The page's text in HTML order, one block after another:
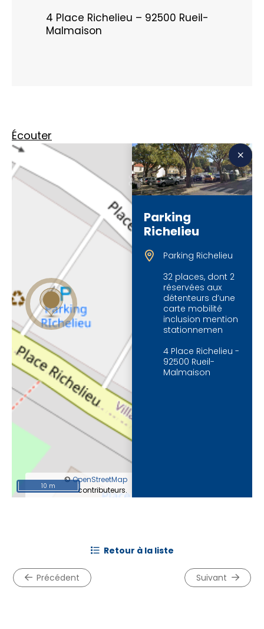
4 Place Richelieu – 92500 Rueil-
Malmaison
Écouter
©OpenStreetMap
contributeurs.
10 m
Parking
Richelieu
Parking Richelieu
32 places, dont 2
réservées aux
détenteurs d’une
carte mobilité
inclusion mention
stationnemen
4 Place Richelieu -
92500 Rueil-
Malmaison
précédent
retour à la liste
suivant